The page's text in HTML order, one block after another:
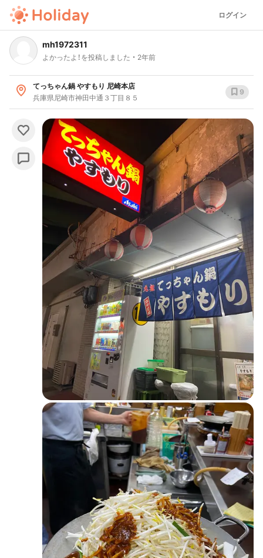
ログイン
mh1972311
よかったよ！を投稿しました 2年前
てっちゃん鍋 やすもり 尼崎本店
兵庫県尼崎市神田中通３丁目８５
9